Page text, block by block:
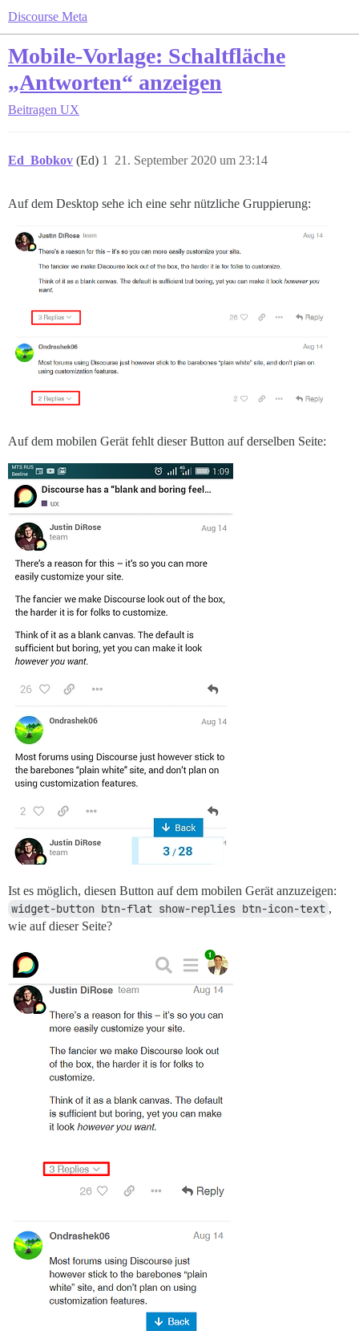
Discourse Meta
Mobile-Vorlage: Schaltfläche
„Antworten“ anzeigen
Beitragen UX
Ed_Bobkov (Ed) 21. September 2020 um 23:14
1
Auf dem Desktop sehe ich eine sehr nützliche Gruppierung:
Auf dem mobilen Gerät fehlt dieser Button auf derselben Seite:
Ist es möglich, diesen Button auf dem mobilen Gerät anzuzeigen:
widget-button btn-flat show-replies btn-icon-text ,
wie auf dieser Seite?